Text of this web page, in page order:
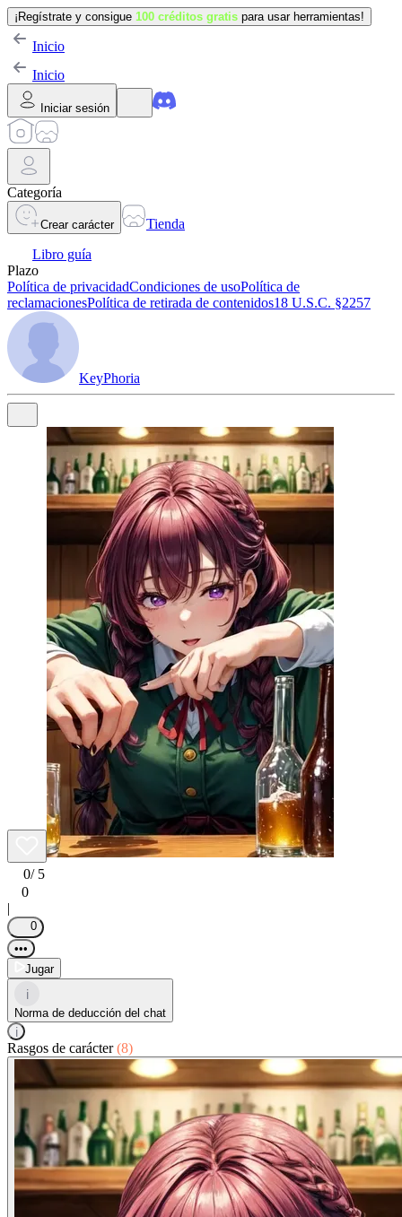
¡Regístrate y consigue 100 créditos gratis para usar herramientas!
Inicio
Inicio
Iniciar sesión
Categoría
Crear carácter
Tienda
Libro guía
Plazo
Política de privacidadCondiciones de usoPolítica de
reclamacionesPolítica de retirada de contenidos18 U.S.C. §2257
KeyPhoria
0/ 5
0
|
0
•••
Jugar
i
Norma de deducción del chat
i
Rasgos de carácter(8)